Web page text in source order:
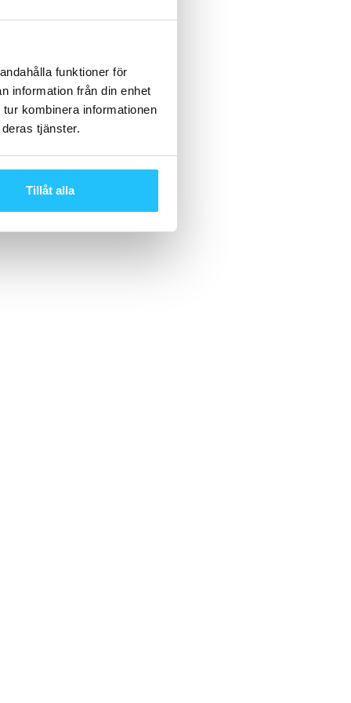
funktioner för
information från din enhet
kombinera informationen
tjänster.
Tillåt alla